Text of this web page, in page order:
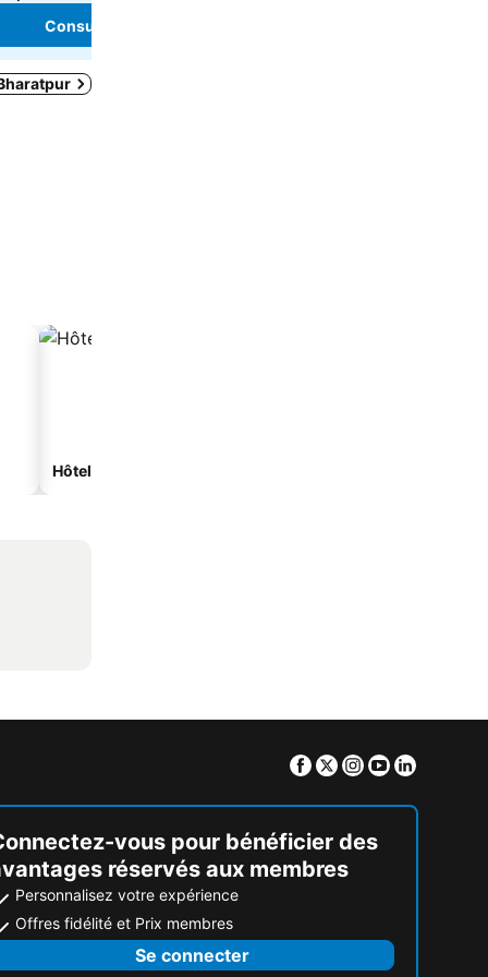
Consulter les prix
Hôtels spa
Facebook
TwitterInstagram
Youtube
vous pour bénéficier des
réservés aux membres
Personnalisez votre expérience
Offres fidélité et Prix membres
Se connecter